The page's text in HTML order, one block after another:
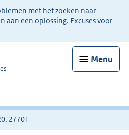
met het zoeken naar
aan een oplossing. Excuses voor
Menu
27701